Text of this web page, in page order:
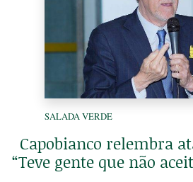
SALADA VERDE
Capobianco relembra
“Teve gente que não